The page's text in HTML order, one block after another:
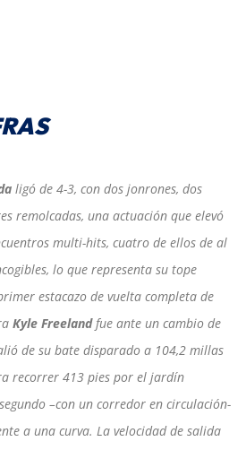
ligó de 4-3, con dos jonrones, dos
remolcadas, una actuación que elevó
multi-hits, cuatro de ellos de al
lo que representa su tope
estacazo de vuelta completa de
Kyle Freeland fue ante un cambio de
de su bate disparado a 104,2 millas
recorrer 413 pies por el jardín
–con un corredor en circulación-
a una curva. La velocidad de salida